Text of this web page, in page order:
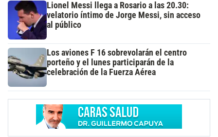
Lionel Messi llega a Rosario a las 20.30:
velatorio íntimo de Jorge Messi, sin acceso
al público
Los aviones F 16 sobrevolarán el centro
porteño y el lunes participarán de la
celebración de la Fuerza Aérea